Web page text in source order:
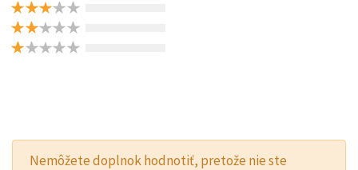
Nemôžete doplnok hodnotiť, pretože nie ste